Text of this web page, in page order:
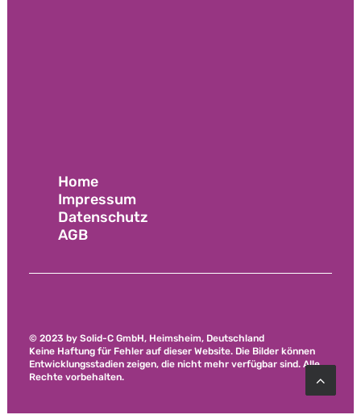
Home
Impressum
Datenschutz
AGB
​© 2023 by Solid-C GmbH, Heimsheim, Deutschland
Keine Haftung für Fehler auf dieser Website. Die Bilder können
Entwicklungsstadien zeigen, die nicht mehr verfügbar sind. Alle
Rechte vorbehalten.